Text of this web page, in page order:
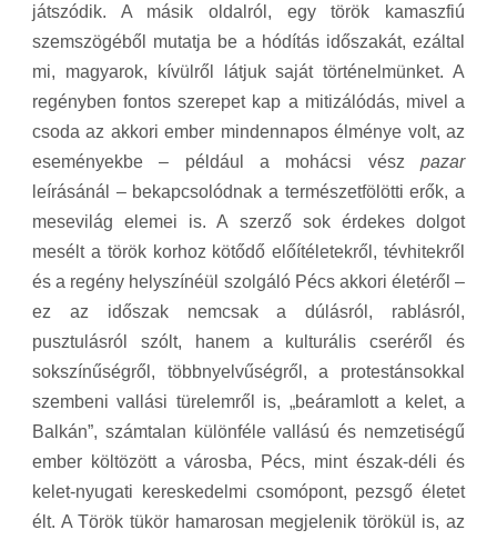
játszódik. A másik oldalról, egy török kamaszfiú
szemszögéből mutatja be a hódítás időszakát, ezáltal
mi, magyarok, kívülről látjuk saját történelmünket. A
regényben fontos szerepet kap a mitizálódás, mivel a
csoda az akkori ember mindennapos élménye volt, az
eseményekbe – például a mohácsi vész pazar
leírásánál – bekapcsolódnak a természetfölötti erők, a
mesevilág elemei is. A szerző sok érdekes dolgot
mesélt a török korhoz kötődő előítéletekről, tévhitekről
és a regény helyszínéül szolgáló Pécs akkori életéről –
ez az időszak nemcsak a dúlásról, rablásról,
pusztulásról szólt, hanem a kulturális cseréről és
sokszínűségről, többnyelvűségről, a protestánsokkal
szembeni vallási türelemről is, „beáramlott a kelet, a
Balkán”, számtalan különféle vallású és nemzetiségű
ember költözött a városba, Pécs, mint észak-déli és
kelet-nyugati kereskedelmi csomópont, pezsgő életet
élt. A Török tükör hamarosan megjelenik törökül is, az